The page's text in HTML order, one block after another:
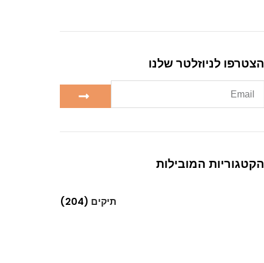
הצטרפו לניוזלטר שלנו
הקטגוריות המובילות
תיקים (204)